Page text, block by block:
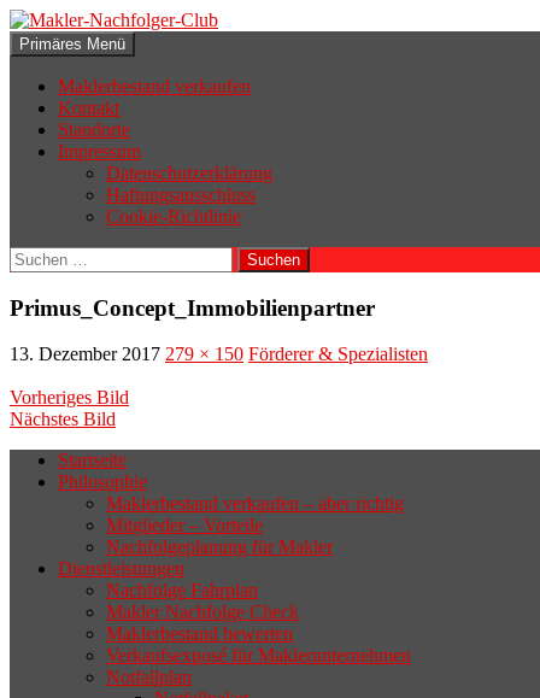
Zum
Inhalt
springen
Makler-Nachfolger-Club
Suchen
Primäres Menü
Maklerbestand verkaufen
Kontakt
Standorte
Impressum
Datenschutzerklärung
Haftungsausschluss
Cookie-Richtlinie
Suchen
nach:
Primus_Concept_Immobilienpartner
13. Dezember 2017 279 × 150 Förderer & Spezialisten
Vorheriges Bild
Nächstes Bild
Wenn sich der Makler oder Inhaber
zurückziehen möchte, aber keinen
geeigneten Nachfolger findet, droht nicht
selten die Geschäftsaufgabe.
Startseite
Philosophie
Maklerbestand verkaufen – aber richtig
Mitglieder – Vorteile
Nachfolgeplanung für Makler
Dienstleistungen
Nachfolge Fahrplan
Makler Nachfolge Check
Maklerbestand bewerten
Verkaufsexposé für Maklerunternehmen
Notfallplan